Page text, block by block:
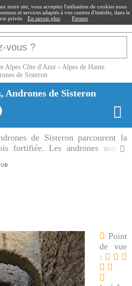
Alpes Côte d'Azur › Alpes de Haute
de Sisteron
Andrones de Sisteron
de Sisteron parcourent la
fortifiée. Les andrones sont à
Point
de vue
:
notre site, vous acceptez l'utilisation de cookies nous
et services adaptés à vos centres d'intérêts, dans le
privée.
En savoir plus Fermer